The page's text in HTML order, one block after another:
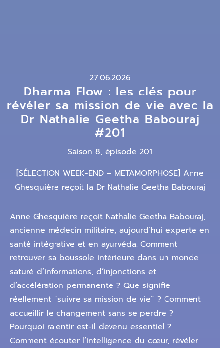
27.06.2026
Dharma Flow : les clés pour
révéler sa mission de vie avec la
Dr Nathalie Geetha Babouraj
#201
Saison 8, épisode 201
[SÉLECTION WEEK-END – METAMORPHOSE] Anne
Ghesquière reçoit la Dr Nathalie Geetha Babouraj
Anne Ghesquière reçoit Nathalie Geetha Babouraj,
ancienne médecin militaire, aujourd’hui experte en
santé intégrative et en ayurvéda. Comment
retrouver sa boussole intérieure dans un monde
saturé d’informations, d’injonctions et
d’accélération permanente ? Que signifie
réellement “suivre sa mission de vie” ? Comment
accueillir le changement sans se perdre ?
Pourquoi ralentir est-il devenu essentiel ?
Comment écouter l’intelligence du cœur, révéler